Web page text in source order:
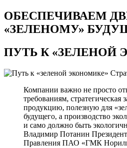
ОБЕСПЕЧИВАЕМ
«ЗЕЛЕНОМУ»
ПУТЬ К«ЗЕЛЕНОЙ
Компании важно не просто
требованиям, стратегическая
продукцию, полезную для
будущего, а производство
и само должно быть
Владимир Потанин
Правления ПАО «ГМК